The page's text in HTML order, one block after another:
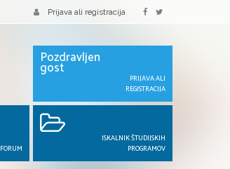
Prijava ali registracija
Pozdravljen
gost
PRIJAVA ALI
REGISTRACIJA
FORUM
ISKALNIK ŠTUDIJSKIH
PROGRAMOV